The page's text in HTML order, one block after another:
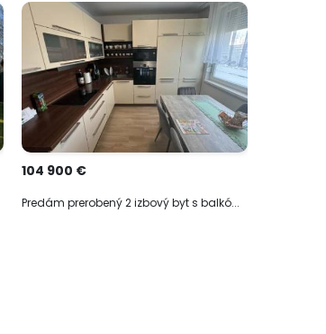
104 900 €
Predám prerobený 2 izbový byt s balkó...